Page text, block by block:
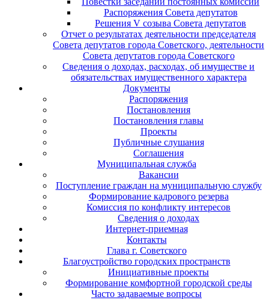
Распоряжения Совета депутатов
Решения V созыва Совета депутатов
Отчет о результатах деятельности председателя
Совета депутатов города Советского, деятельности
Совета депутатов города Советского
Сведения о доходах, расходах, об имуществе и
обязательствах имущественного характера
Документы
Распоряжения
Постановления
Постановления главы
Проекты
Публичные слушания
Соглашения
Муниципальная служба
Вакансии
Поступление граждан на муниципальную службу
Формирование кадрового резерва
Комиссия по конфликту интересов
Сведения о доходах
Интернет-приемная
Контакты
Глава г. Советского
Благоустройство городских пространств
Инициативные проекты
Формирование комфортной городской среды
Часто задаваемые вопросы